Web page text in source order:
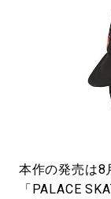
本作の発売は8
「PALACE